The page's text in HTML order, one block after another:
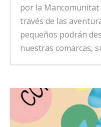
por la Mancomunitat
través de las
pequeños podrán
nuestras comarcas,